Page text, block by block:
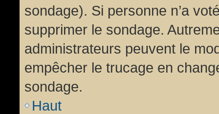
sondage). Si personne n’a
supprimer le sondage.
administrateurs peuvent le
empêcher le trucage en
sondage.
Haut